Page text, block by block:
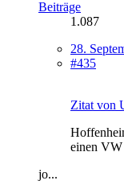
Beiträge
1.087
28.
#435
Zitat von
einen
jo...